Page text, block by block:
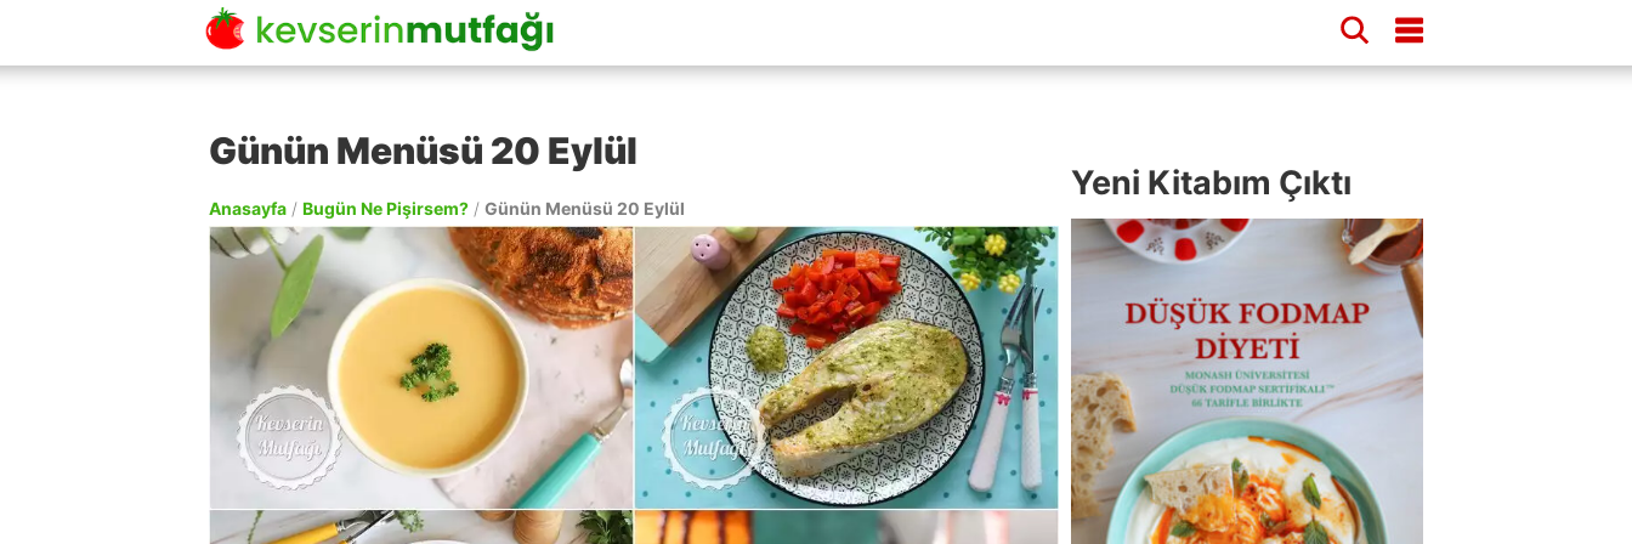
Günün Menüsü 20 Eylül
Anasayfa / Bugün Ne Pişirsem? / Günün Menüsü 20 Eylül
Yeni Kitabım Çıktı